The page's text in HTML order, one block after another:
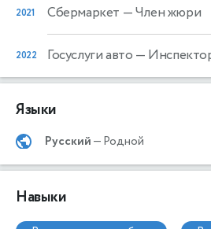
2021 Сбермаркет — Член жюри
2022 Госуслуги авто —
Языки
Русский— Родной
Навыки